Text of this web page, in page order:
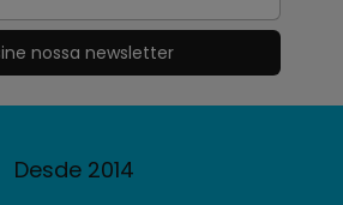
Desde 2014